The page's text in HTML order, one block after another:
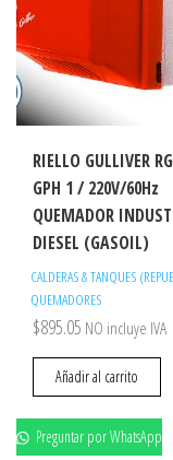
RIELLO GULLIVER
GPH 1 / 220V/60Hz
QUEMADOR
DIESEL (GASOIL)
CALDERAS & TANQUES
QUEMADORES
$895.05 NO incluye IVA
Añadir al carrito
Preguntar por WhatsApp